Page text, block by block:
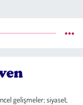
gelişmeler; siyaset,